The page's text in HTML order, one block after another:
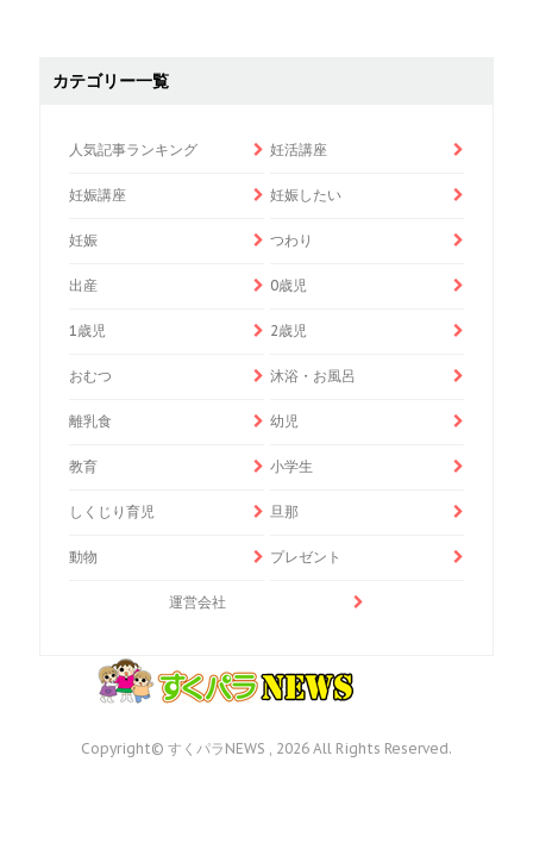
カテゴリー一覧
人気記事ランキング 妊活講座
妊娠講座 妊娠したい
妊娠 つわり
出産 0歳児
1歳児 2歳児
おむつ 沐浴・お風呂
離乳食 幼児
教育 小学生
しくじり育児 旦那
動物 プレゼント
運営会社
Copyright© すくパラNEWS , 2026 All Rights Reserved.